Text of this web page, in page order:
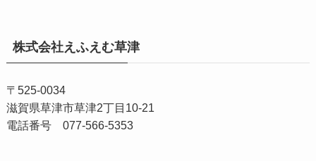
ブ
株式会社えふえむ草津
〒525-0034
滋賀県草津市草津2丁目10-21
電話番号 077-566-5353